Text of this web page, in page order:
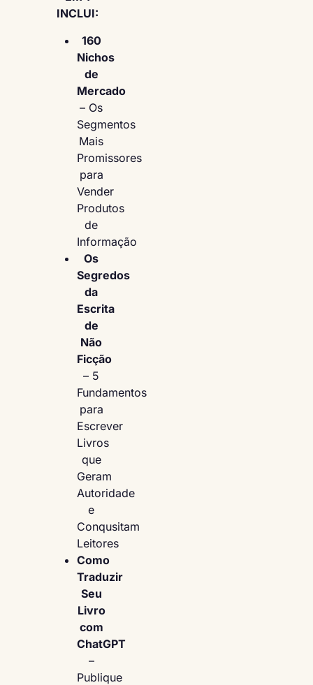
INCLUI:
160
Nichos
de
Mercado
– Os
Segmentos
Mais
Promissores
para
Vender
Produtos
de
Informação
Os
Segredos
da
Escrita
de
Não
Ficção
– 5
Fundamentos
para
Escrever
Livros
que
Geram
Autoridade
e
Conqusitam
Leitores
Como
Traduzir
Seu
Livro
com
ChatGPT
–
Publique